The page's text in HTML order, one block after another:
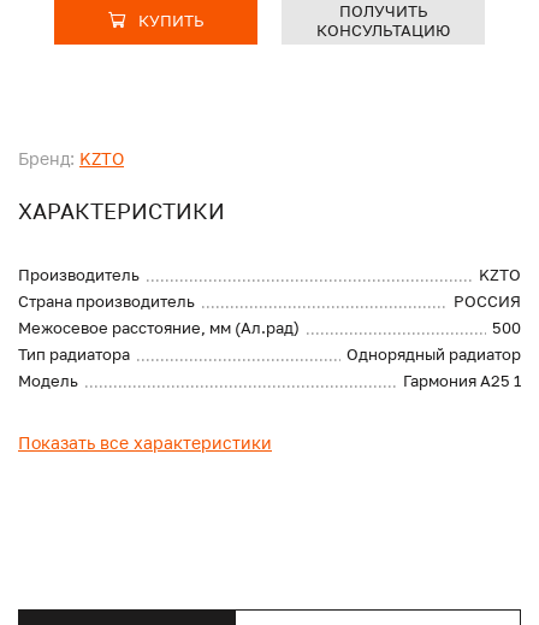
Бренд: KZTO
ХАРАКТЕРИСТИКИ
Производитель
KZTO
Страна производитель
РОССИЯ
Межосевое расстояние, мм (Ал.рад)
500
Тип радиатора
Однорядный радиатор
Модель
Гармония А25 1
Показать все характеристики
КУПИТЬ
ПОЛУЧИТЬ
КОНСУЛЬТАЦИЮ